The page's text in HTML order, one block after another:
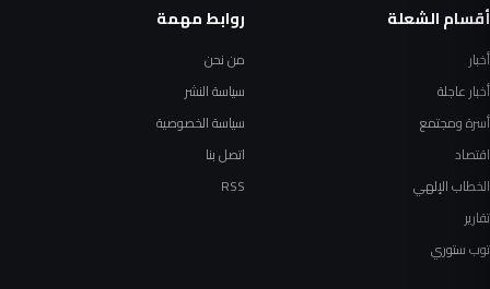
أقسام الشعلة
أخبار
أخبار عاجلة
أسرة ومجتمع
اقتصاد
الخطاب الإلهي
تقارير
توب ستوري
روابط مهمة
من نحن
سياسة النشر
سياسة الخصوصية
اتصل بنا
RSS